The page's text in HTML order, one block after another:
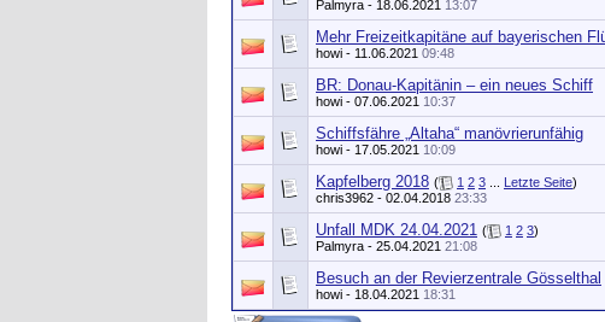
Palmyra - 18.06.2021 13:07
Mehr Freizeitkapitäne auf bayerischen
howi - 11.06.2021 09:48
BR: Donau-Kapitänin – ein neues Schiff
howi - 07.06.2021 10:37
Schiffsfähre „Altaha“ manövrierunfähig
howi - 17.05.2021 10:09
Kapfelberg 2018 ( 1 2 3 Letzte Seite)
chris3962 - 02.04.2018 23:33
Unfall MDK 24.04.2021 ( 1 2 3)
Palmyra - 25.04.2021 21:08
Besuch an der Revierzentrale Gösselthal
howi - 18.04.2021 18:31